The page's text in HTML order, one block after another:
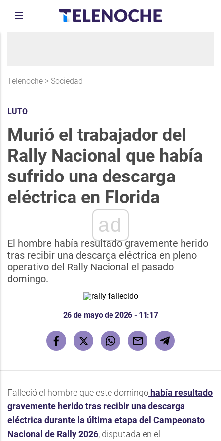
Telenoche > Sociedad
LUTO
Murió el trabajador del
Rally Nacional que había
sufrido una descarga
eléctrica en Florida
ad
El hombre había resultado gravemente herido
tras recibir una descarga eléctrica en pleno
operativo del Rally Nacional el pasado
domingo.
26 de mayo de 2026 - 11:17
Falleció el hombre que este domingo había resultado
gravemente herido tras recibir una descarga
eléctrica durante la última etapa del Campeonato
Nacional de Rally 2026, disputada en el